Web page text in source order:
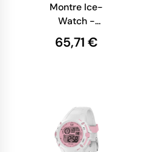
Montre Ice-
Watch -
Smart Junior
Find Hub -
65,71 €